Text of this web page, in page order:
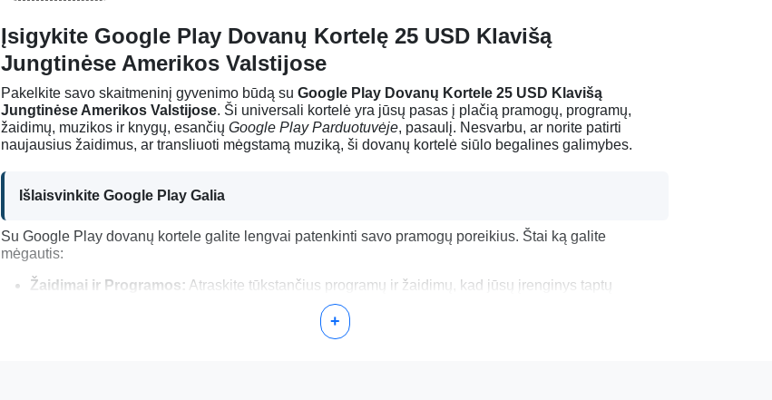
Įsigykite Google Play Dovanų Kortelę 25 USD Klavišą
Jungtinėse Amerikos Valstijose
Pakelkite savo skaitmeninį gyvenimo būdą su Google Play Dovanų Kortele 25 USD Klavišą
Jungtinėse Amerikos Valstijose. Ši universali kortelė yra jūsų pasas į plačią pramogų, programų,
žaidimų, muzikos ir knygų, esančių Google Play Parduotuvėje, pasaulį. Nesvarbu, ar norite patirti
naujausius žaidimus, ar transliuoti mėgstamą muziką, ši dovanų kortelė siūlo begalines galimybes.
Išlaisvinkite Google Play Galia
Su Google Play dovanų kortele galite lengvai patenkinti savo pramogų poreikius. Štai ką galite
mėgautis:
Žaidimai ir Programos: Atraskite tūkstančius programų ir žaidimų, kad jūsų įrenginys taptų
Transliuokite arba atsisiųskite naujausius kūrinius ir populiarius filmus tiesiai į
+